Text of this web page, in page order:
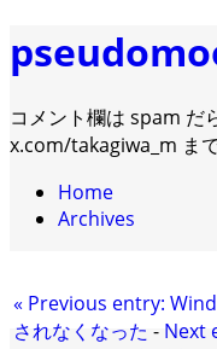
コメント欄は spam だ
x.com/takagiwa_m まで
Home
Archives
« Previous entry:
されなくなった - Next